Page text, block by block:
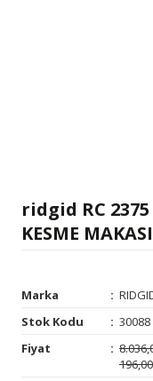
ridgid RC 2375
KESME
Marka :
Stok Kodu
: 30088
Fiyat
: